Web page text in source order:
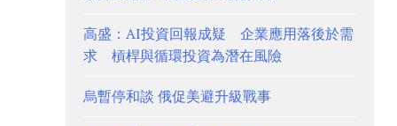
高盛：AI投資回報成疑 企業應用落後於需
求 槓桿與循環投資為潛在風險
烏暫停和談 俄促美避升級戰事